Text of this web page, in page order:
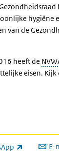
hygiëne
van de
heeft de
eisen. Kijk
E-